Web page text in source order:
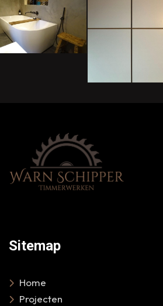
Sitemap
Home
Projecten